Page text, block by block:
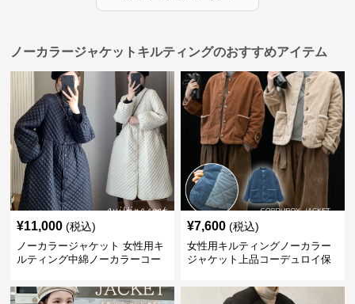
ノーカラージャケットキルティングのおすすめアイテム
¥11,000 (税込)
ノーカラージャケット 女性用キ
ルティング中綿ノーカラーコー
¥7,600 (税込)
女性用キルティングノーカラー
ジャケット上品コーデュロイ保